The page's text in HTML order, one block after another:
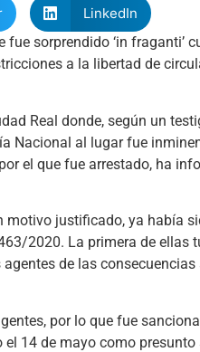
LinkedIn
sorprendido ‘in fraganti’
a la libertad de
Real donde, según un
Nacional al lugar fue
el que fue arrestado, ha
motivo justificado, ya había
2020. La primera de ellas
de las consecuencias
por lo que fue
14 de mayo como